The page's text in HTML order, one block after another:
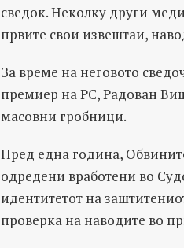
сведок. Неколку други
првите свои извештаи,
За време на неговото
премиер на РС, Радован
масовни гробници.
Пред една година,
одредени вработени во
идентитетот на
проверка на наводите во